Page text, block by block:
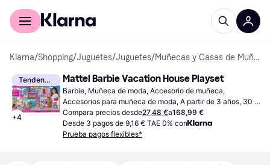
Comprar con Klarna
Klarna/Shopping/Juguetes/Juguetes/ Muñecas y Casas de Muñecas
Tendencia
+4
Mattel Barbie Vacation House Playset
Barbie, Muñeca de moda, Accesorio de muñeca,
Accesorios para muñeca de moda, A partir de 3 años, 30
Piezas
Compara precios desde27,48 €a168,99 €
Desde 3 pagos de 9,16 € TAE 0% con
Prueba pagos flexibles*